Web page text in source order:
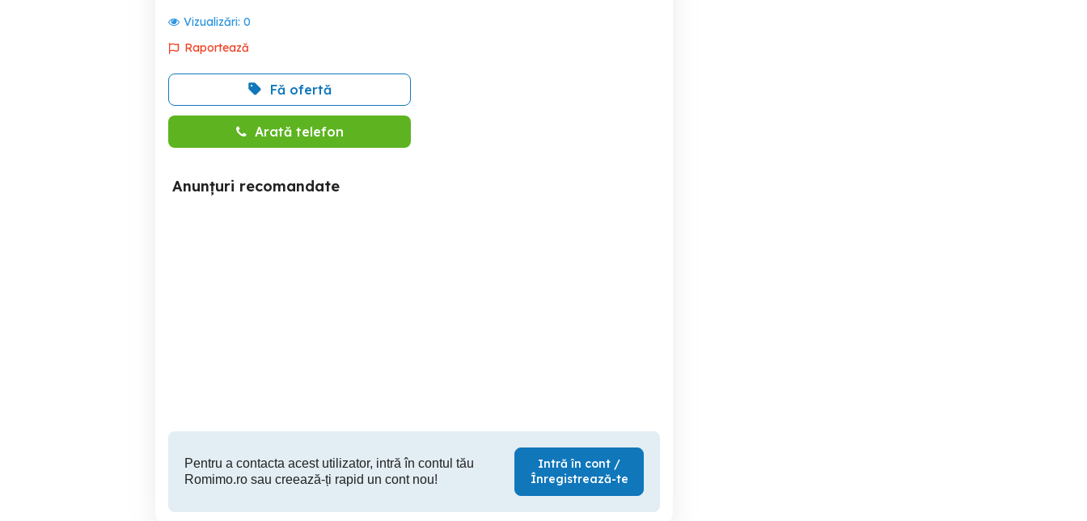
Vizualizări: 0
Raportează
Fă ofertă
Arată telefon
Anunțuri recomandate
Pentru a contacta acest utilizator, intră în contul tău
Romimo.ro sau creează-ți rapid un cont nou!
Intră în cont /
Înregistrează-te